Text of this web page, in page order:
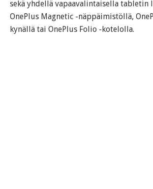
sekä yhdellä vapaavalintaisella tabletin
OnePlus Magnetic -näppäimistöllä,
kynällä tai OnePlus Folio -kotelolla.